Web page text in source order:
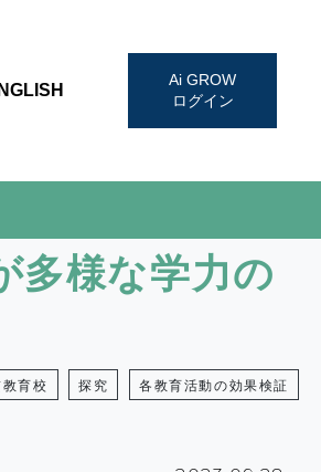
セミナーfor お問い合わせ
Ai GROW
ログイン
多様な学力の
育校 探究 各教育活動の効果検証